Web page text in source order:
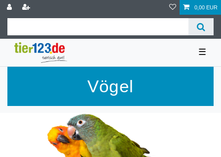
0,00 EUR
☰
Vögel